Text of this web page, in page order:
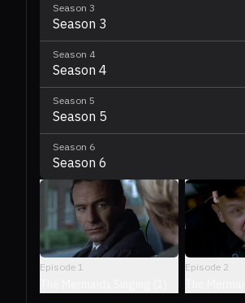
Season 3
Season 3
Season 4
Season 4
Season 5
Season 5
Season 6
Season 6
Episode 1 Episode 2